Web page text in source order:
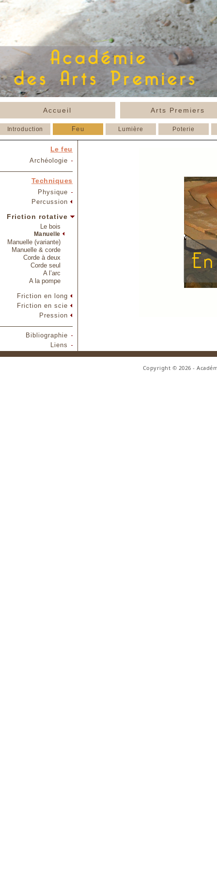
Accueil Arts Premiers
Introduction Feu Lumière Poterie
Le feu
Archéologie
Techniques
Physique
Percussion
Friction rotative
Le bois
Manuelle
Manuelle (variante)
Manuelle & corde
Corde à deux
Corde seul
A l’arc
A la pompe
Friction en long
Friction en scie
Pression
Bibliographie
Liens
Copyright © 2026 -